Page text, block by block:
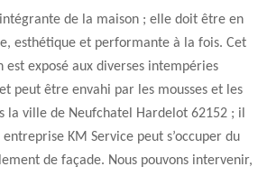
de la maison ; elle doit être en
esthétique et performante à la fois. Cet
est exposé aux diverses intempéries
peut être envahi par les mousses et les
la ville de Neufchatel Hardelot 62152 ; il
KM Service peut s’occuper du
de façade. Nous pouvons intervenir,